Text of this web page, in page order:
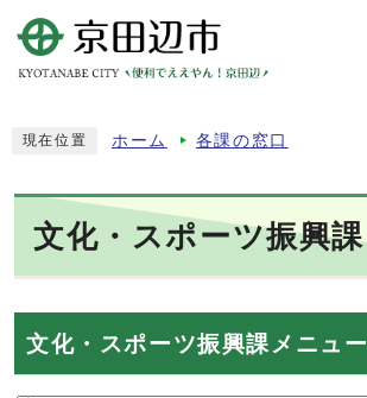
現在位置 ホーム 各課の窓口
文化・スポーツ振興課
文化・スポーツ振興課メニュー